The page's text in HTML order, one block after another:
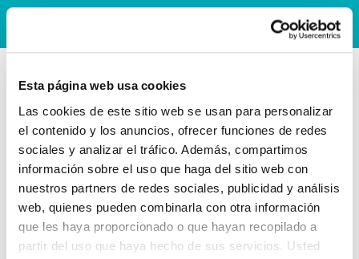
Esta página web usa cookies
Las cookies de este sitio web se usan para personalizar
el contenido y los anuncios, ofrecer funciones de redes
sociales y analizar el tráfico. Además, compartimos
información sobre el uso que haga del sitio web con
nuestros partners de redes sociales, publicidad y análisis
web, quienes pueden combinarla con otra información
que les haya proporcionado o que hayan recopilado a
partir del uso que haya hecho de sus servicios. Usted